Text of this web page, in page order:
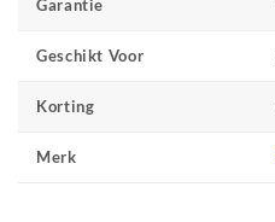
Garantie
Geschikt Voor
Korting
Merk